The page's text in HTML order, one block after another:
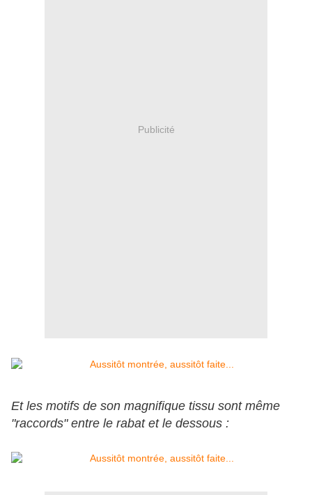
Publicité
Et les motifs de son magnifique tissu sont même
"raccords" entre le rabat et le dessous :